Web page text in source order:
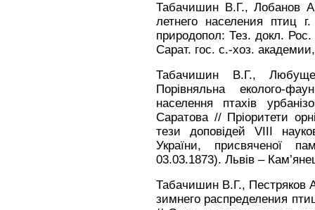
Табачишин В.Г., Лобанов
летнего населения птиц
природопол: Тез. докл.
Сарат. гос. с.-хоз.
Табачишин В.Г.,
Порiвняльна еколого-
населення птахiв
Саратова // Прiоритети
тези доповiдей VIII
Украïни, присвяченоï
03.03.1873). Львiв –
Табачишин В.Г., Пестряков
зимнего распределения